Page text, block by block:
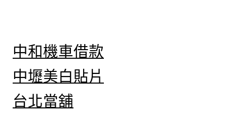
中和機車借款
中壢美白貼片
台北當舖